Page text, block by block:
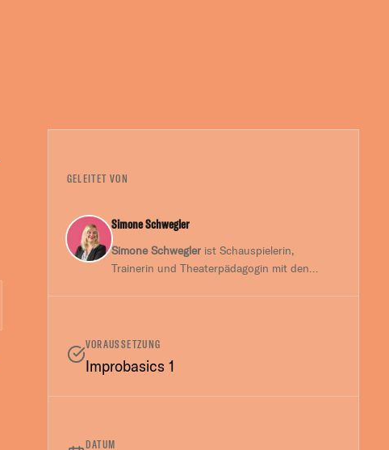
GELEITET VON
Simone Schwegler
Simone Schweglerist Schauspielerin,
Trainerin und Theaterpädagogin mit den
VORAUSSETZUNG
Improbasics 1
DATUM